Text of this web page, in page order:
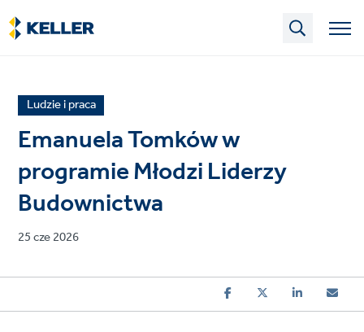
Skip
to
main
News
article
category
Ludzie i praca
Emanuela Tomków w
programie Młodzi Liderzy
Budownictwa
Published
25 cze 2026